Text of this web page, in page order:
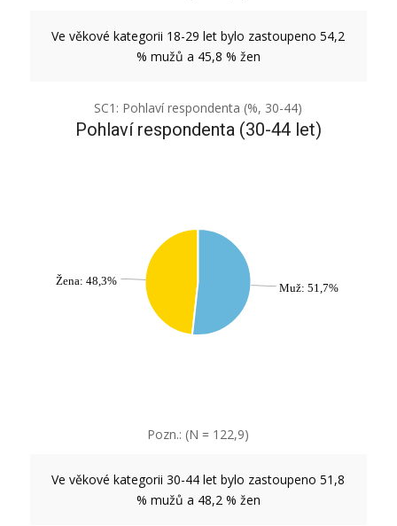
Ve věkové kategorii 18-29 let bylo zastoupeno 54,2
% mužů a 45,8 % žen
SC1: Pohlaví respondenta (%, 30-44)
Pohlaví respondenta (30-44 let)
Muž: 51,7%
Žena: 48,3%
Pozn.: (N = 122,9)
Ve věkové kategorii 30-44 let bylo zastoupeno 51,8
% mužů a 48,2 % žen